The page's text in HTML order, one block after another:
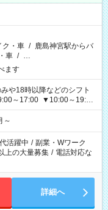
ク・車 / 鹿島神宮駅からバ
車 / …
ます
や18時以降などのシフト
～17:00 ▼10:00～19:00
～
活躍中 / 副業・Wワーク
上の大量募集 / 電話対応な
詳細へ